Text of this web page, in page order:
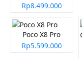
Rp8.499.000
Poco X8 Pro
Rp5.599.000